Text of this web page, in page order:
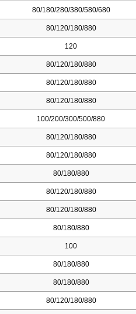
80/180/280/380/580/680
80/120/180/880
120
80/120/180/880
80/120/180/880
80/120/180/880
100/200/300/500/880
80/120/180/880
80/120/180/880
80/180/880
80/120/180/880
80/120/180/880
80/180/880
100
80/180/880
80/180/880
80/120/180/880